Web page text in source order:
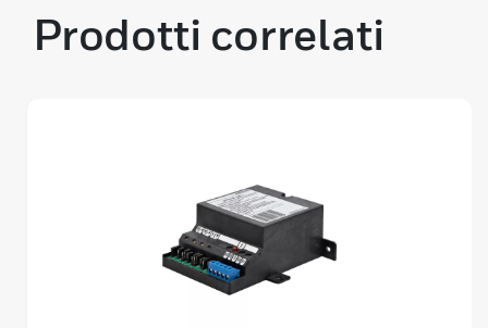
Prodotti correlati